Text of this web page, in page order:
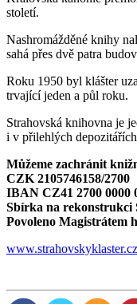
století.
Nashromážděné knihy
sahá přes dvě patra
Roku 1950 byl klášter
trvající jeden a půl roku.
Strahovská knihovna je
i v přilehlých
Můžeme zachránit
CZK 2105746158/2700
IBAN CZ41 2700 0000
Sbírka na rekonstrukci
Povoleno Magistrátem
www.strahovskyklaster.cz